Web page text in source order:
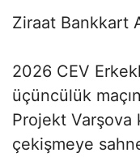
Ziraat Bankkart
2026 CEV
üçüncülük
Projekt Varşova
çekişmeye